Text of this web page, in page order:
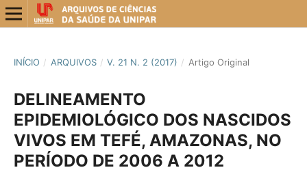
INÍCIO / ARQUIVOS / V. 21 N. 2 (2017) / Artigo Original
DELINEAMENTO
EPIDEMIOLÓGICO DOS NASCIDOS
VIVOS EM TEFÉ, AMAZONAS, NO
PERÍODO DE 2006 A 2012